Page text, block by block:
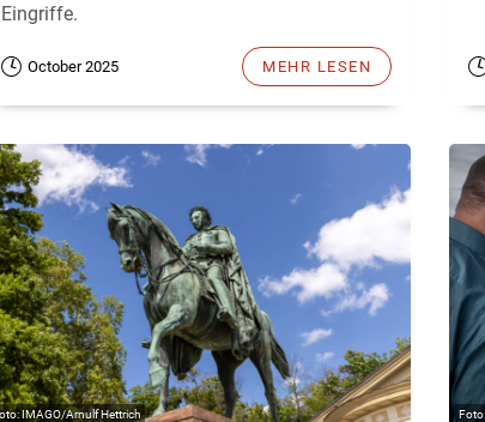
Eingriffe.
October 2025 MEHR LESEN
IMAGO/Arnulf Hettrich